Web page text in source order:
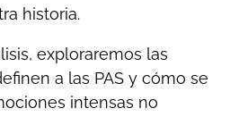
historia.
exploraremos las
a las PAS y cómo se
intensas no